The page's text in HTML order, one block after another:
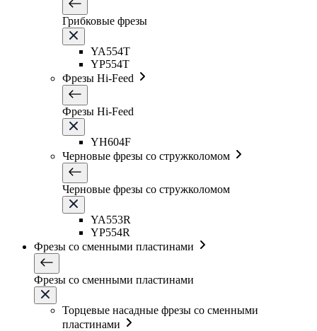
Грибковые фрезы
YA554T
YP554T
Фрезы Hi-Feed
Фрезы Hi-Feed
YH604F
Черновые фрезы со стружколомом
Черновые фрезы со стружколомом
YA553R
YP554R
Фрезы со сменными пластинами
Фрезы со сменными пластинами
Торцевые насадные фрезы со сменными
пластинами